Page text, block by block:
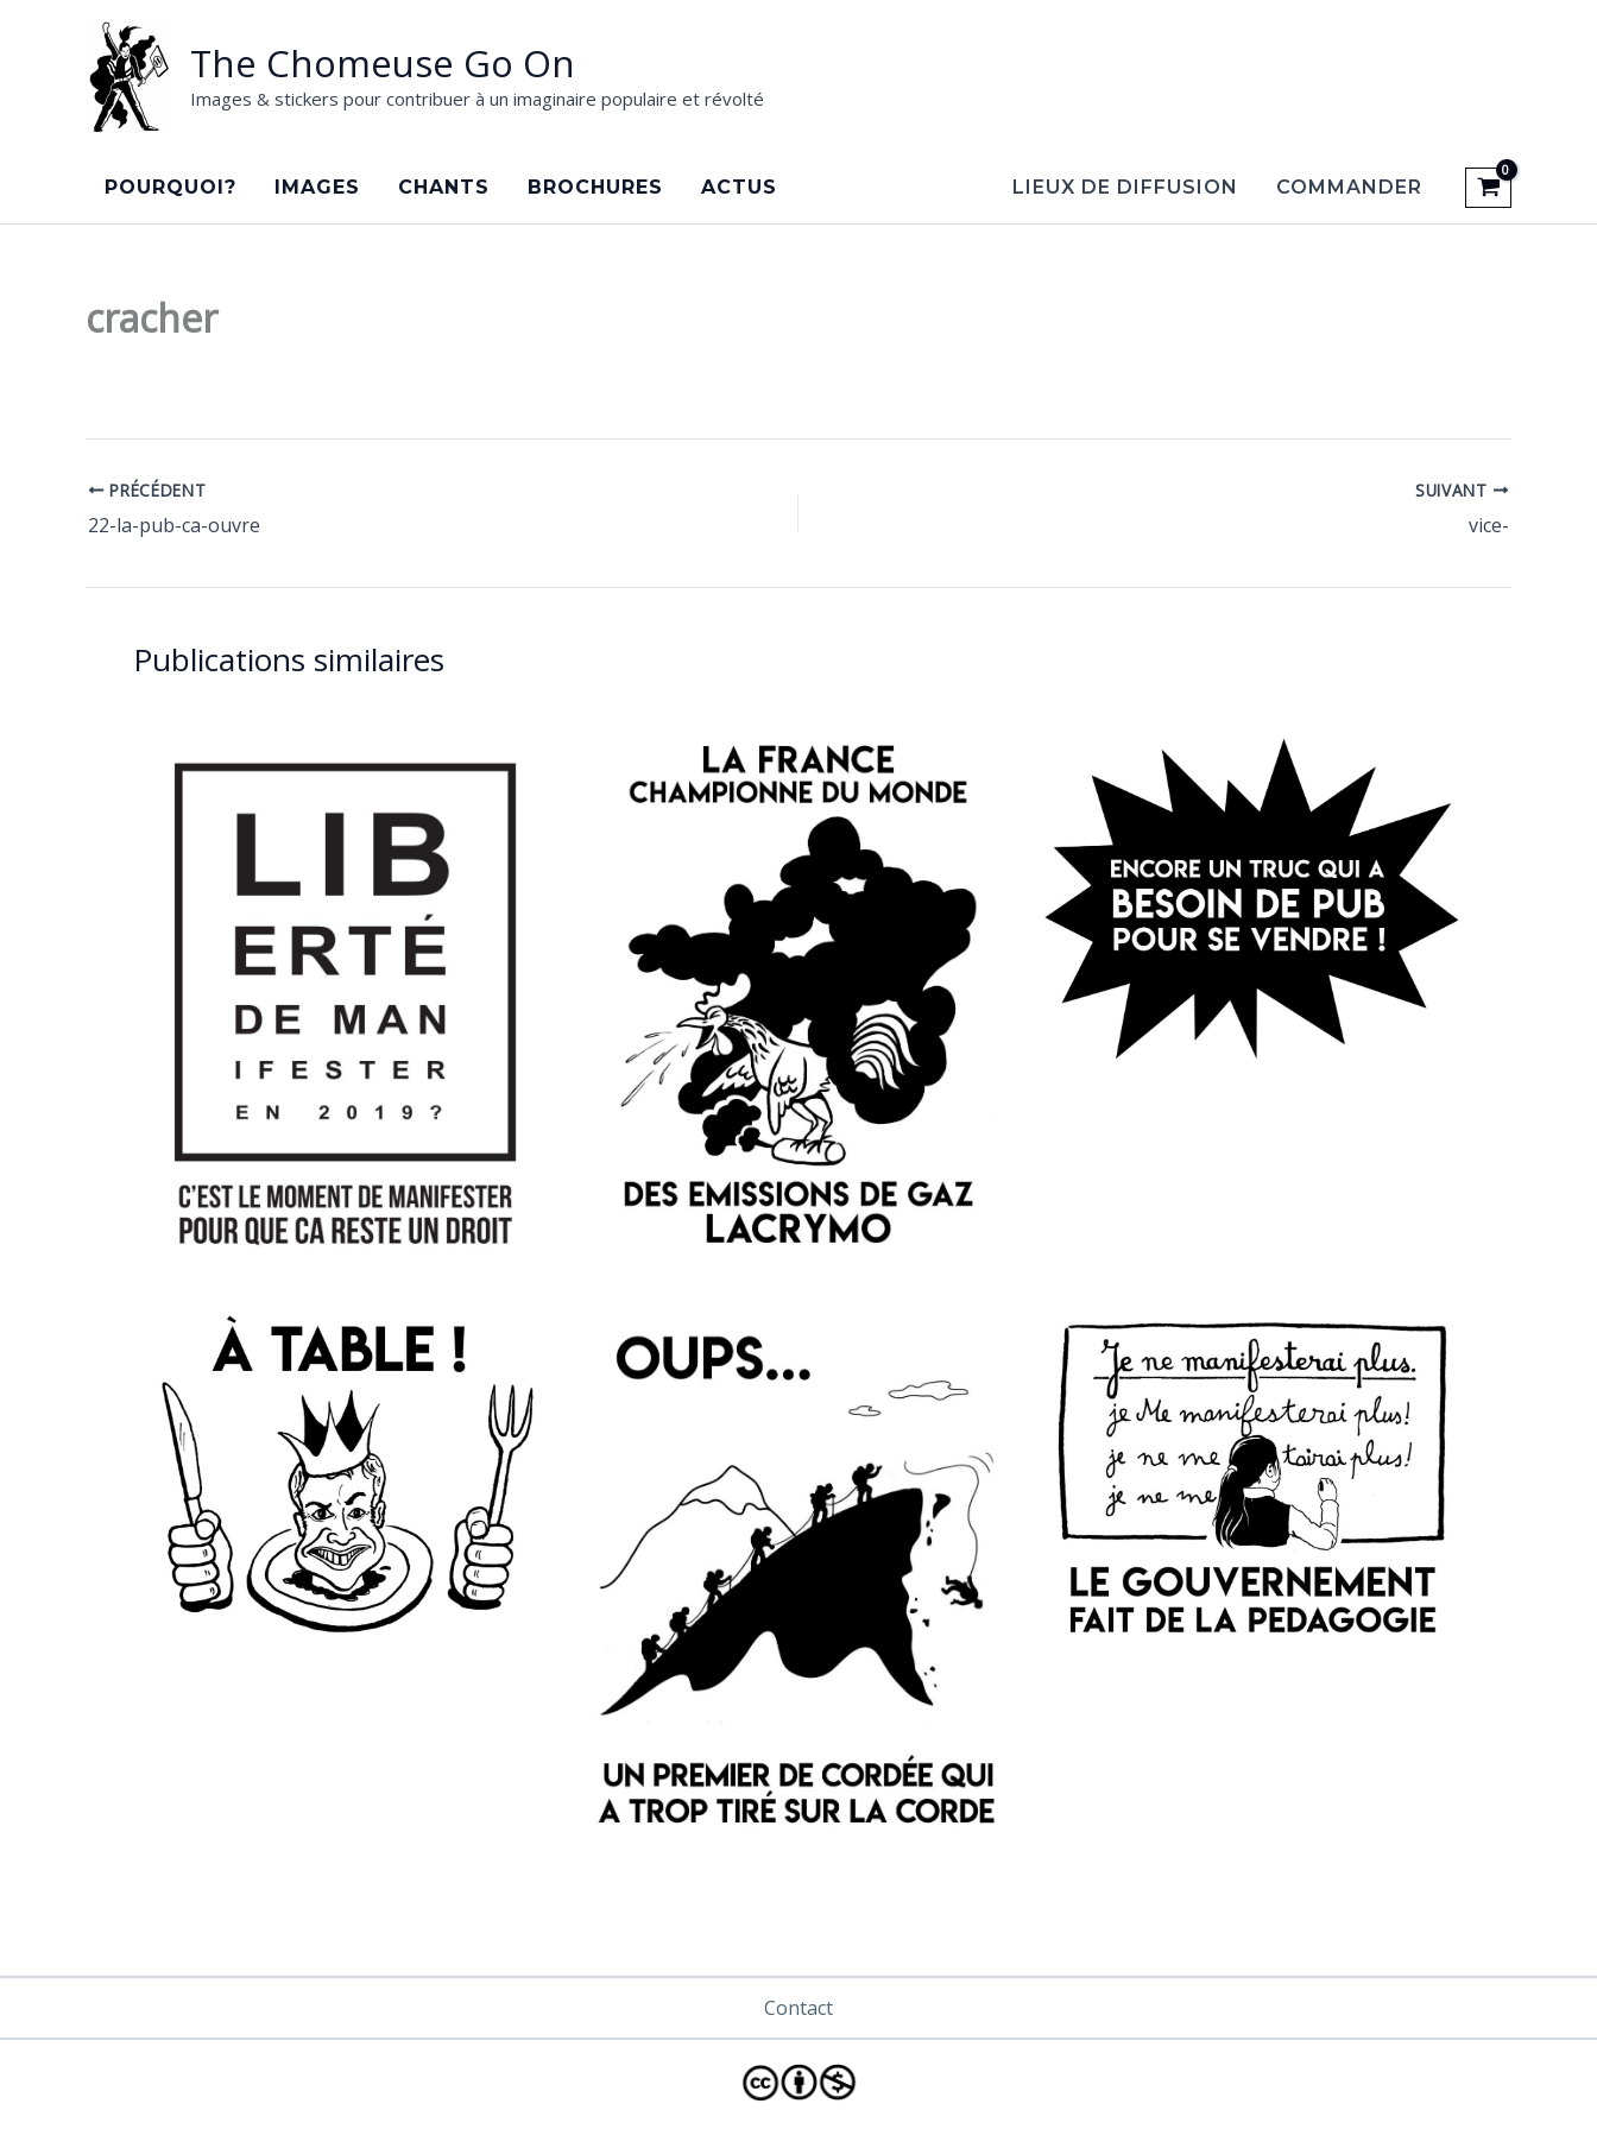
The Chomeuse Go On
Images & stickers pour contribuer à un imaginaire populaire et révolté
POURQUOI? IMAGES CHANTS BROCHURES ACTUS LIEUX DE DIFFUSION COMMANDER
cracher
PRÉCÉDENT
22-la-pub-ca-ouvre
SUIVANT
vice-
Publications similaires
Contact